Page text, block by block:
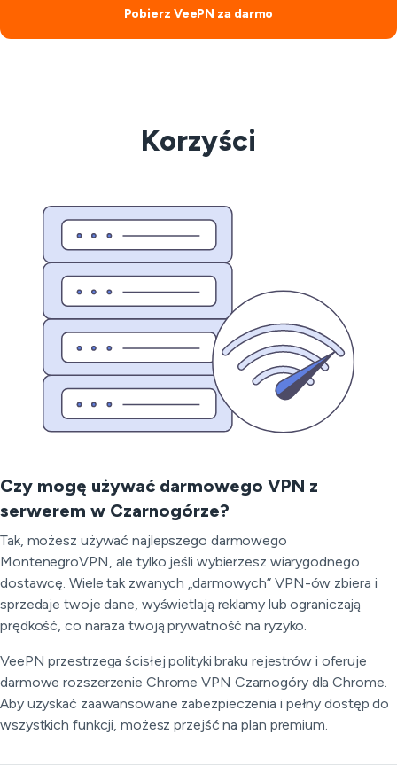
Pobierz VeePN za darmo
Korzyści
Czy mogę używać darmowego VPN z
serwerem w Czarnogórze?
Tak, możesz używać najlepszego darmowego
MontenegroVPN, ale tylko jeśli wybierzesz wiarygodnego
dostawcę. Wiele tak zwanych „darmowych” VPN-ów zbiera i
sprzedaje twoje dane, wyświetlają reklamy lub ograniczają
prędkość, co naraża twoją prywatność na ryzyko.
VeePN przestrzega ścisłej polityki braku rejestrów i oferuje
darmowe rozszerzenie Chrome VPN Czarnogóry dla Chrome.
Aby uzyskać zaawansowane zabezpieczenia i pełny dostęp do
wszystkich funkcji, możesz przejść na plan premium.